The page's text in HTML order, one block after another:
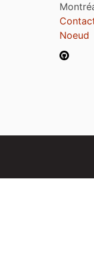
Noeud